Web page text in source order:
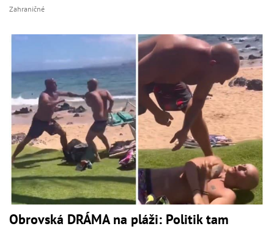
Zahraničné
Obrovská DRÁMA na pláži: Politik tam